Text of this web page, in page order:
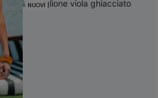
NUOVI